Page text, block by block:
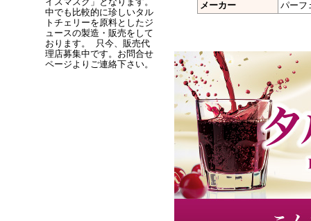
中でも比較的に珍しいタル
トチェリーを原料としたジ
ュースの製造・販売をして
おります。 只今、販売代
理店募集中です。お問合せ
ページよりご連絡下さい。
メーカー パーフ